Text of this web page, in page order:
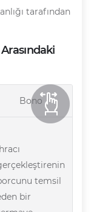
tarafından
Bono
İhracı
temsil
bir